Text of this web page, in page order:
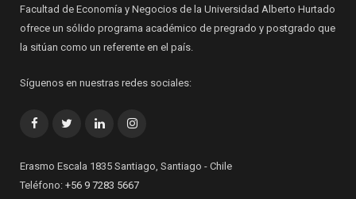
Facultad de Economía y Negocios de la Universidad Alberto Hurtado
ofrece un sólido programa académico de pregrado y postgrado que
la sitúan como un referente en el país.
Síguenos en nuestras redes sociales:
FacebookTwitterLinkedInInstagram
Erasmo Escala 1835 Santiago, Santiago - Chile
Teléfono: +56 9 7283 5667